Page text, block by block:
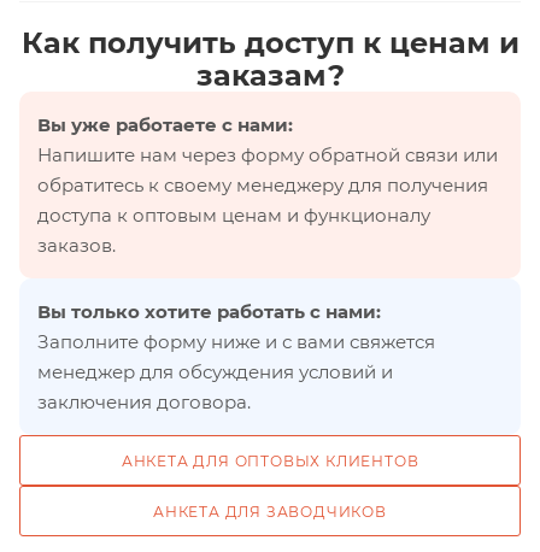
Как получить доступ к ценам и
заказам?
Вы уже работаете с нами:
Напишите нам через форму обратной связи или
обратитесь к своему менеджеру для получения
доступа к оптовым ценам и функционалу
заказов.
Вы только хотите работать с нами:
Заполните форму ниже и с вами свяжется
менеджер для обсуждения условий и
заключения договора.
АНКЕТА ДЛЯ ОПТОВЫХ КЛИЕНТОВ
АНКЕТА ДЛЯ ЗАВОДЧИКОВ